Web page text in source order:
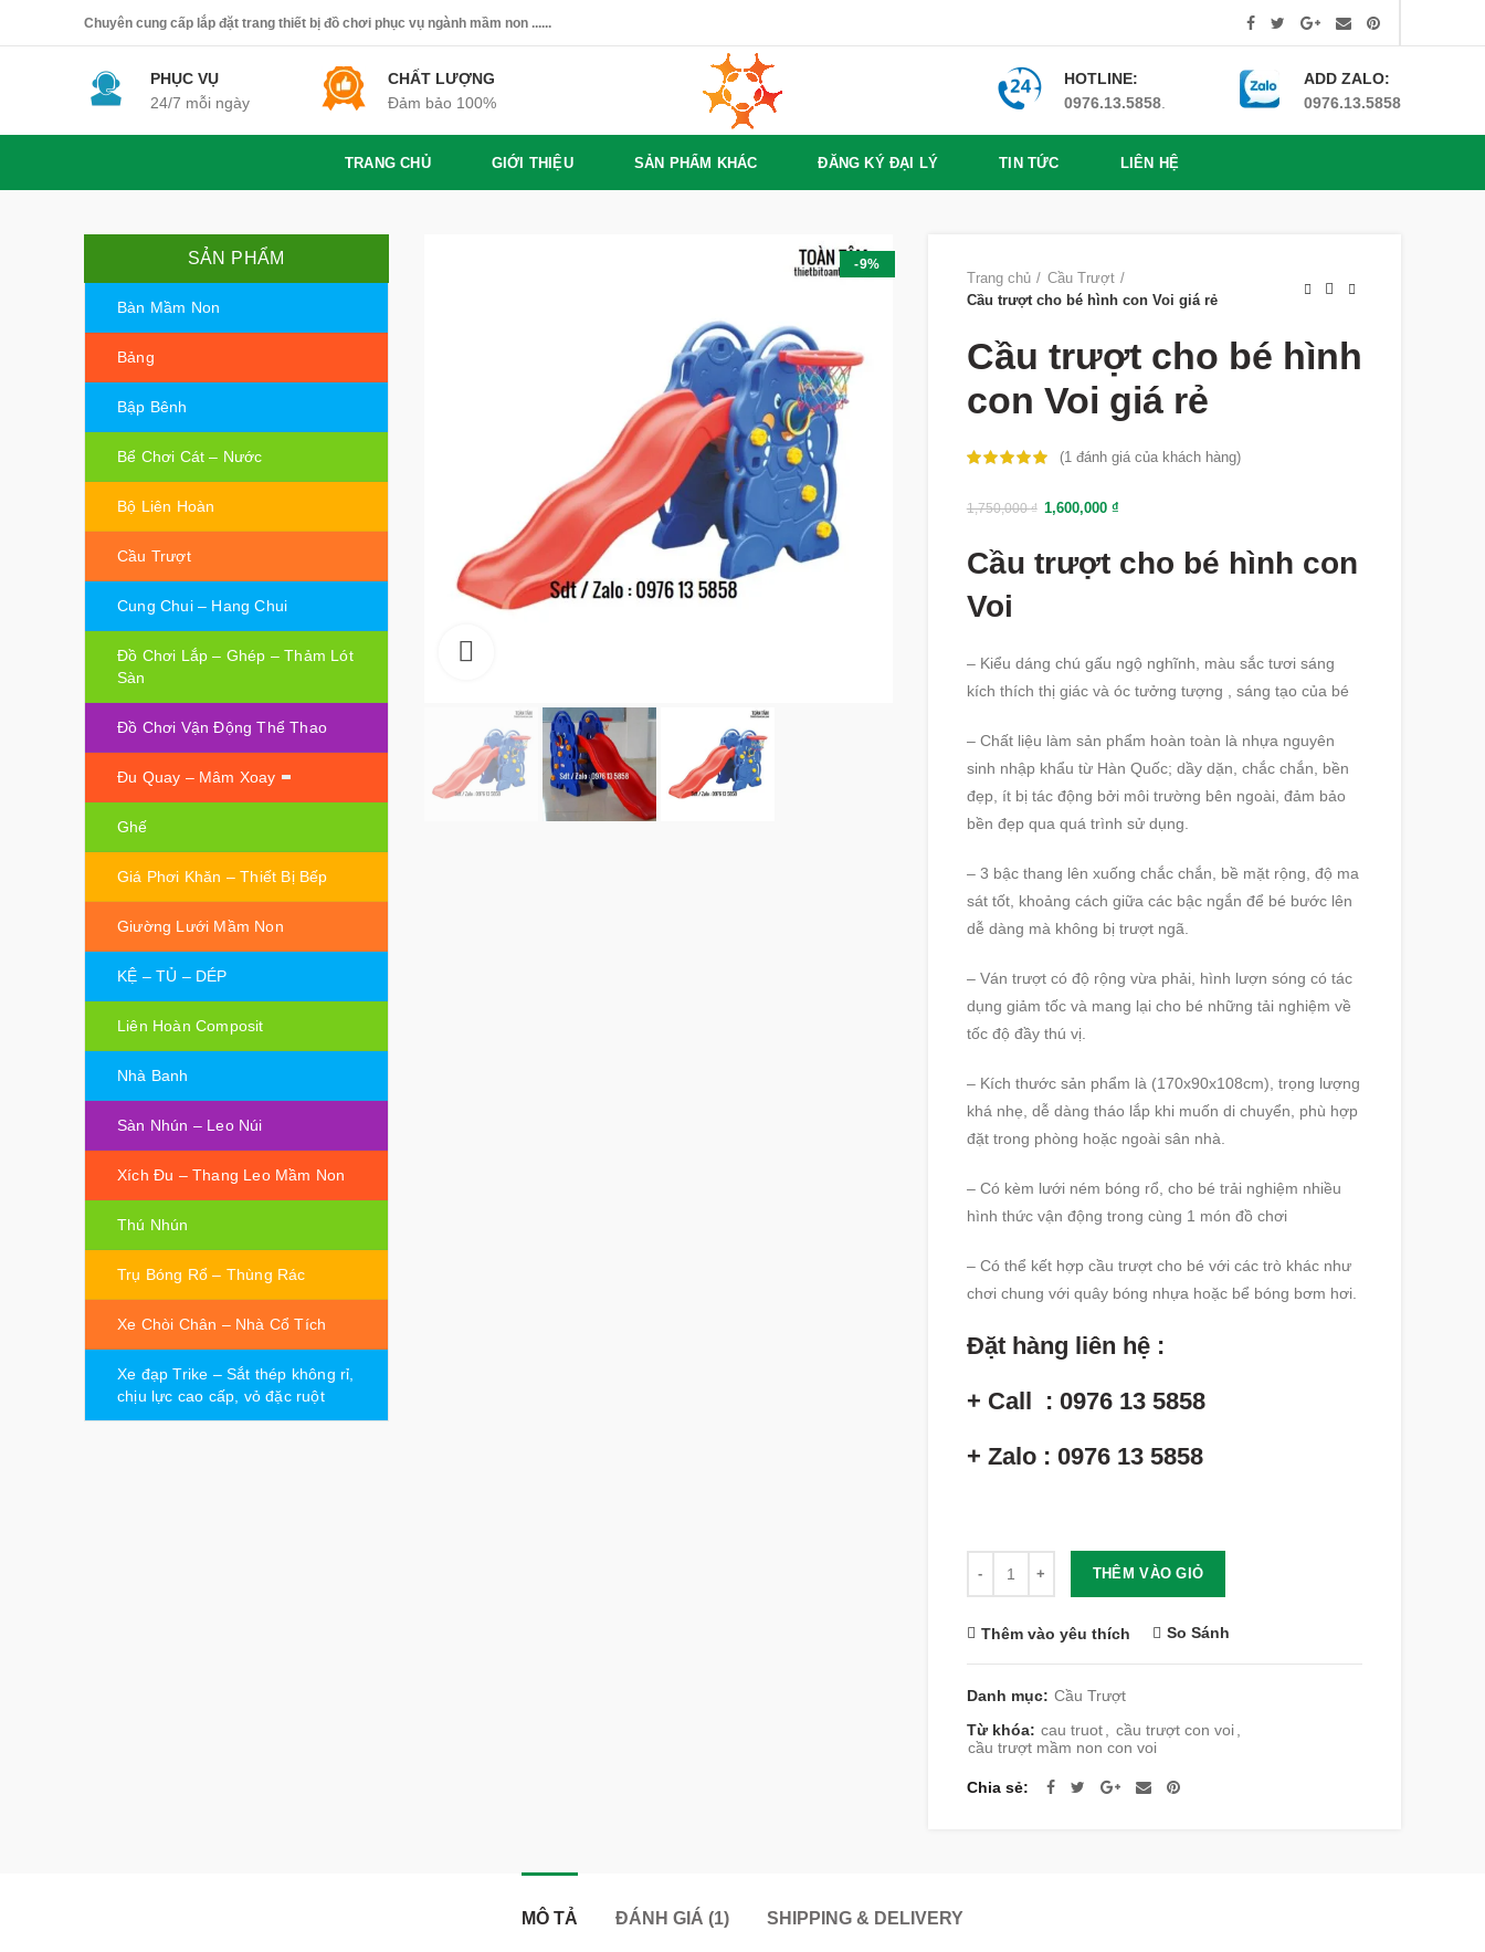
Chuyên cung cấp lắp đặt trang thiết bị đồ chơi phục vụ ngành mầm non ......
PHỤC VỤ
24/7 mỗi ngày
CHẤT LƯỢNG
Đảm bảo 100%
HOTLINE:
0976.13.5858
ADD ZALO:
0976.13.5858
TRANG CHỦ GIỚI THIỆU SẢN PHẨM KHÁC ĐĂNG KÝ ĐẠI LÝ TIN TỨC LIÊN HỆ
-9%
Trang chủ
Cầu Trượt
Cầu trượt cho bé hình con Voi giá rẻ
Cầu trượt cho bé hình
con Voi giá rẻ
(1đánh giá của khách hàng)
1,750,000₫ 1,600,000 ₫
Cầu trượt cho bé hình con
Voi
– Kiểu dáng chú gấu ngộ nghĩnh, màu sắc tươi sáng
kích thích thị giác và óc tưởng tượng , sáng tạo của bé
– Chất liệu làm sản phẩm hoàn toàn là nhựa nguyên
sinh nhập khẩu từ Hàn Quốc; dầy dặn, chắc chắn, bền
đẹp, ít bị tác động bởi môi trường bên ngoài, đảm bảo
bền đẹp qua quá trình sử dụng.
– 3 bậc thang lên xuống chắc chắn, bề mặt rộng, độ ma
sát tốt, khoảng cách giữa các bậc ngắn để bé bước lên
dễ dàng mà không bị trượt ngã.
– Ván trượt có độ rộng vừa phải, hình lượn sóng có tác
dụng giảm tốc và mang lại cho bé những tải nghiệm về
tốc độ đầy thú vị.
– Kích thước sản phẩm là (170x90x108cm), trọng lượng
khá nhẹ, dễ dàng tháo lắp khi muốn di chuyển, phù hợp
đặt trong phòng hoặc ngoài sân nhà.
– Có kèm lưới ném bóng rổ, cho bé trải nghiệm nhiều
hình thức vận động trong cùng 1 món đồ chơi
– Có thể kết hợp cầu trượt cho bé với các trò khác như
chơi chung với quây bóng nhựa hoặc bể bóng bơm hơi.
Đặt hàng liên hệ :
+ Call : 0976 13 5858
+ Zalo : 0976 13 5858
THÊM VÀO GIỎ
Thêm vào yêu thích So Sánh
Danh mục: Cầu Trượt
Từ khóa: cau truot , cầu trượt con voi ,
cầu trượt mầm non con voi
Chia sẻ
SẢN PHẨM
Bàn Mầm Non
Bảng
Bập Bênh
Bể Chơi Cát – Nước
Bộ Liên Hoàn
Cầu Trượt
Cung Chui – Hang Chui
Đồ Chơi Lắp – Ghép – Thảm Lót
Sàn
Đồ Chơi Vận Động Thể Thao
Đu Quay – Mâm Xoay
Ghế
Giá Phơi Khăn – Thiết Bị Bếp
Giường Lưới Mầm Non
KỆ – TỦ – DÉP
Liên Hoàn Composit
Nhà Banh
Sàn Nhún – Leo Núi
Xích Đu – Thang Leo Mầm Non
Thú Nhún
Trụ Bóng Rổ – Thùng Rác
Xe Chòi Chân – Nhà Cổ Tích
Xe đạp Trike – Sắt thép không rỉ,
chịu lực cao cấp, vỏ đặc ruột
MÔ TẢ ĐÁNH GIÁ (1) SHIPPING & DELIVERY